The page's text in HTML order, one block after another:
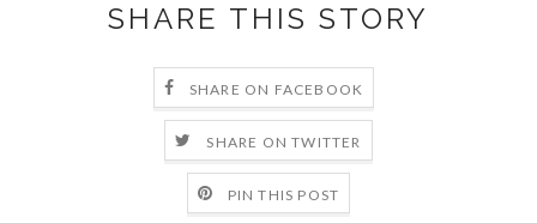
SHARE THIS STORY
SHARE ON FACEBOOK
SHARE ON TWITTER
PIN THIS POST